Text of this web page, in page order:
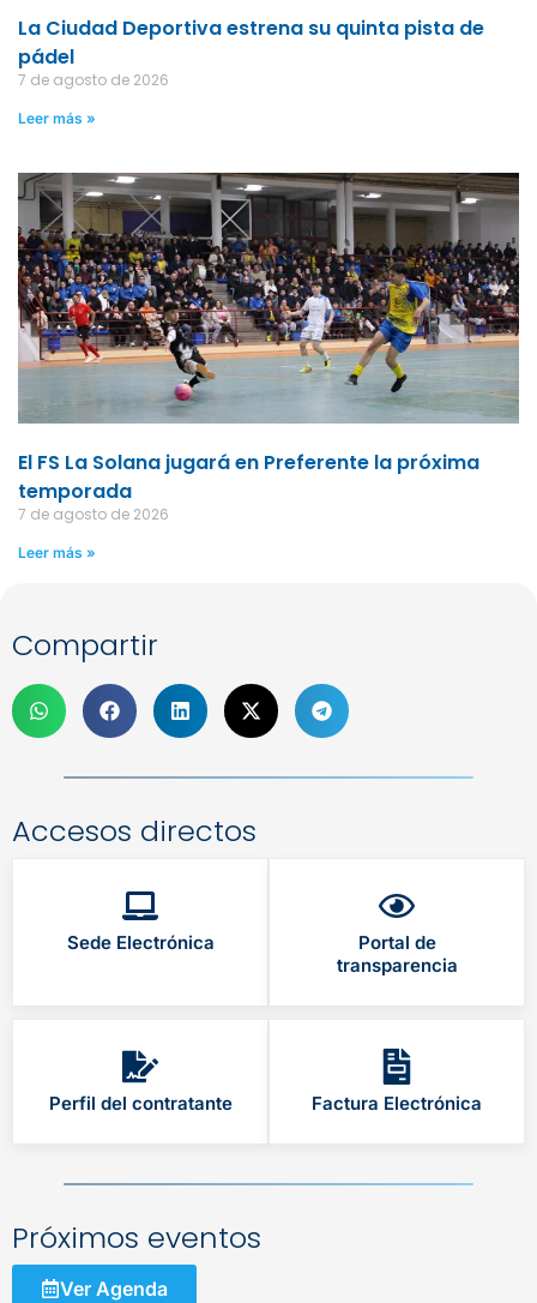
La Ciudad Deportiva estrena su quinta pista de
pádel
7 de agosto de 2026
Leer más »
El FS La Solana jugará en Preferente la próxima
temporada
7 de agosto de 2026
Leer más »
Compartir
Accesos directos
Sede Electrónica
Portal de
transparencia
Perfil del contratante Factura Electrónica
Próximos eventos
Ver Agenda